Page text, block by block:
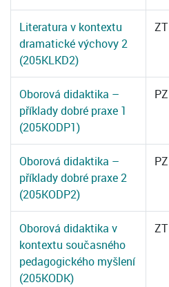
Literatura v kontextu
dramatické výchovy 2
(205KLKD2)
ZT
Oborová didaktika –
příklady dobré praxe 1
(205KODP1)
PZ
Oborová didaktika –
příklady dobré praxe 2
(205KODP2)
PZ
Oborová didaktika v
kontextu současného
pedagogického myšlení
(205KODK)
ZT